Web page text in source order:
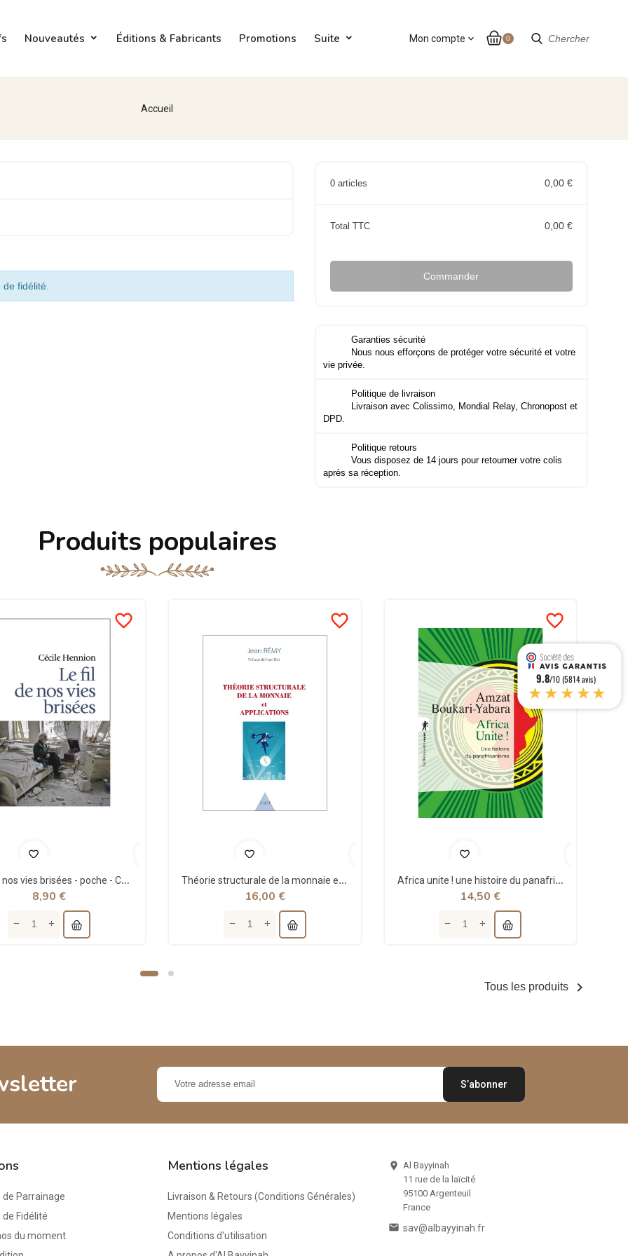
Chercher
Nouveautés Éditions & Fabricants Promotions Suite 0
Mon compte expand_more
Accueil
fidélité.
0 articles 0,00 €
Total TTC 0,00 €
Commander
Garanties sécurité
Nous nous efforçons de protéger votre sécurité et votre
vie privée.
Politique de livraison
Livraison avec Colissimo, Mondial Relay, Chronopost et
DPD.
Politique retours
Vous disposez de 14 jours pour retourner votre colis
après sa réception.
Produits populaires
favorite_border
Le fil de nos vies brisées - poche - Cécile Hennion - Points
8,90 €
favorite_border
Théorie structurale de la monnaie et applications - Jean Rémy - Sigest
16,00 €
favorite_border
Africa unite ! une histoire du panafricanisme - poche - Amzat Boukari-yabara - La découverte
14,50 €
Tous les produits 
Parrainage
Fidélité
du moment
Mentions légales
Livraison & Retours (Conditions Générales)
Mentions légales
Conditions d'utilisation
 Al Bayyinah
11 rue de la laïcité
95100 Argenteuil
France
 sav@albayyinah.fr
9.8/10 (5814 avis)
★★★★★